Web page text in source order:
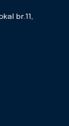
br.11,